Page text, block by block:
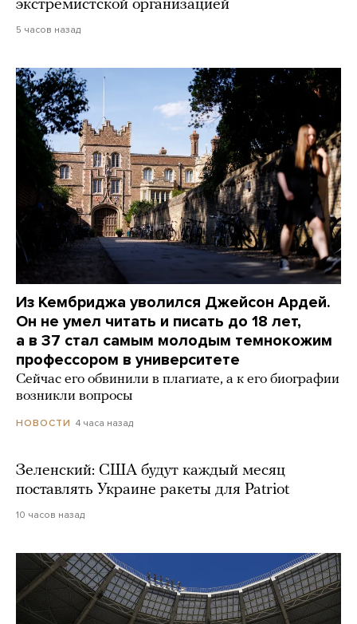
экстремистской организацией
5 часов назад
Из Кембриджа уволился Джейсон Ардей.
Он не умел читать и писать до 18 лет,
а в 37 стал самым молодым темнокожим
профессором в университете
Сейчас его обвинили в плагиате, а к его биографии
возникли вопросы
НОВОСТИ 4 часа назад
Зеленский: США будут каждый месяц
поставлять Украине ракеты для Patriot
10 часов назад